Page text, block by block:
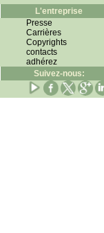
L'entreprise
Presse
Carrières
Copyrights
contacts
adhérez
Suivez-nous: